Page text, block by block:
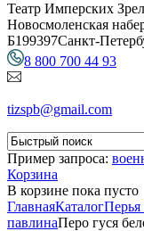
Театр Имперских
Новосмоленская
Б199397Санкт-
8 800 700 44 93
tizspb@gmail.com
Пример запроса:
Корзина
В корзине пока пусто
ГлавнаяКаталогПерья
павлинаПеро гуся